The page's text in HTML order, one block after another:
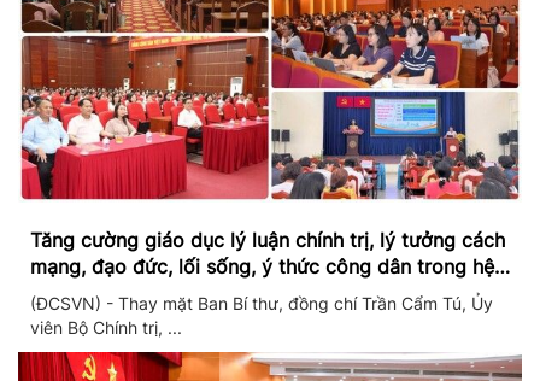
Tăng cường giáo dục lý luận chính trị, lý tưởng cách
mạng, đạo đức, lối sống, ý thức công dân trong hệ
thống giáo dục quốc dân
(ĐCSVN) - Thay mặt Ban Bí thư, đồng chí Trần Cẩm Tú, Ủy
viên Bộ Chính trị, ...